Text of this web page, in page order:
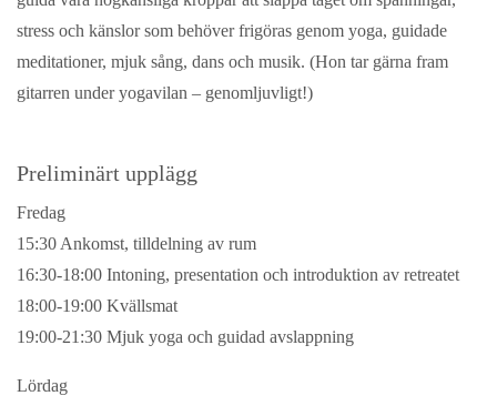
stress och känslor som behöver frigöras genom yoga, guidade
meditationer, mjuk sång, dans och musik. (Hon tar gärna fram
gitarren under yogavilan – genomljuvligt!)
Preliminärt upplägg
Fredag
15:30 Ankomst, tilldelning av rum
16:30-18:00 Intoning, presentation och introduktion av retreatet
18:00-19:00 Kvällsmat
19:00-21:30 Mjuk yoga och guidad avslappning
Lördag